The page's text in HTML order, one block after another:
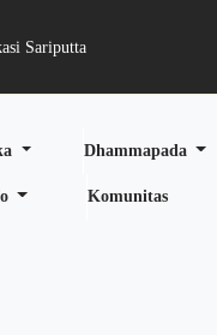
Sariputta
Dhammapada
Komunitas